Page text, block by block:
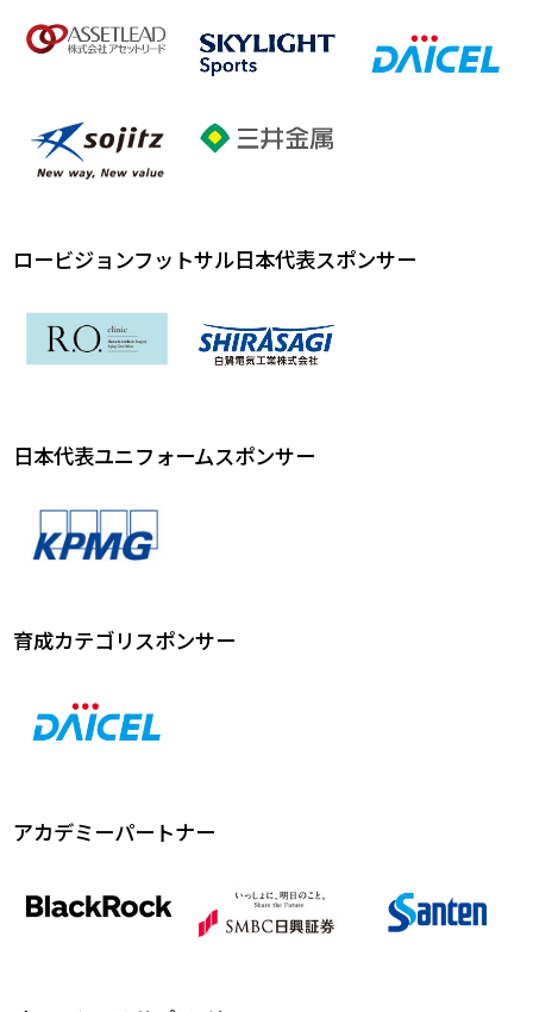
ロービジョンフットサル日本代表スポンサー
日本代表ユニフォームスポンサー
育成カテゴリスポンサー
アカデミーパートナー